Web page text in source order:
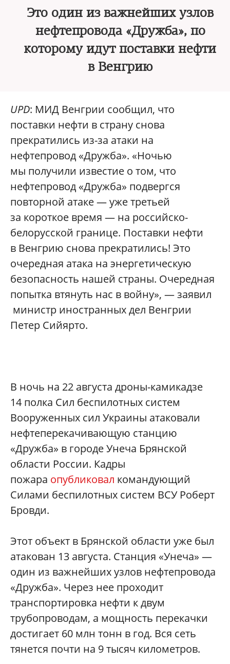
Это один из важнейших узлов
нефтепровода «Дружба», по
которому идут поставки нефти
в Венгрию
UPD: МИД Венгрии сообщил, что
поставки нефти в страну снова
прекратились из-за атаки на
нефтепровод «Дружба». «Ночью
мы получили известие о том, что
нефтепровод «Дружба» подвергся
повторной атаке — уже третьей
за короткое время — на российско-
белорусской границе. Поставки нефти
в Венгрию снова прекратились! Это
очередная атака на энергетическую
безопасность нашей страны. Очередная
попытка втянуть нас в войну», — заявил
министр иностранных дел Венгрии
Петер Сийярто.
В ночь на 22 августа дроны-камикадзе
14 полка Сил беспилотных систем
Вооруженных сил Украины атаковали
нефтеперекачивающую станцию
«Дружба» в городе Унеча Брянской
области России. Кадры
пожара опубликовал командующий
Силами беспилотных систем ВСУ Роберт
Бровди.
Этот объект в Брянской области уже был
атакован 13 августа. Станция «Унеча» —
один из важнейших узлов нефтепровода
«Дружба». Через нее проходит
транспортировка нефти к двум
трубопроводам, а мощность перекачки
достигает 60 млн тонн в год. Вся сеть
тянется почти на 9 тысяч километров.